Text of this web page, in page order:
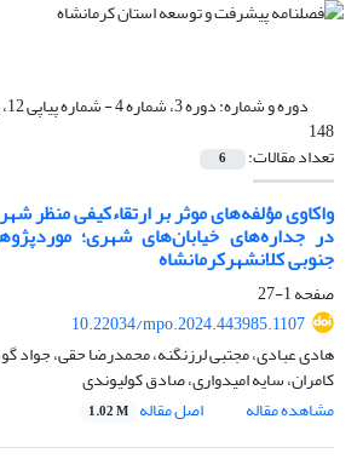
دوره و شماره:
148
تعداد مقالات: 6
واکاوی مؤلفه‌های موثر بر ارتقاءکیفی منظر
در جداره‌های خیابان‌های شهری؛
جنوبی کلانشهرکرمانشاه
صفحه1-27
10.22034/mpo.2024.443985.1107
هادی عبادی، مجتبی لرزنگنه، محمدرضا حقی، جواد
کامران، سایه امیدواری، صادق کولیوندی
مشاهده مقاله
اصل مقاله 1.02 M